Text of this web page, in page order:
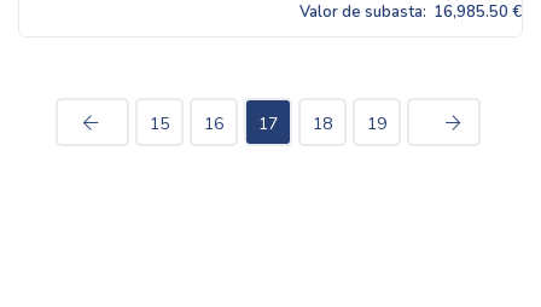
Valor de subasta: 16,985.50 €
15 16 17 18 19